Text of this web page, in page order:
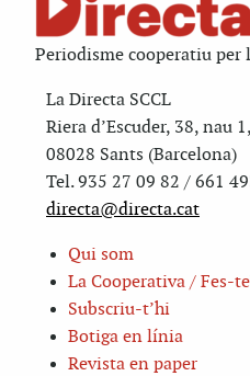
Periodisme cooperatiu per
La Directa SCCL
Riera d’Escuder, 38, nau
08028 Sants (Barcelona)
Tel. 935 27 09 82 / 661
directa@directa.cat
Qui som
La Cooperativa / Fes-
Subscriu-t’hi
Botiga en línia
Revista en paper